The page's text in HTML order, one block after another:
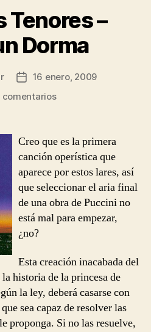
Tenores –
Dorma
Fecha16 enero, 2009
comentariosen
Tenores
Nessun
Dorma
Creo que es la primera
canción operística que
aparece por estos lares, así
que seleccionar el aria final
de una obra de Puccini no
está mal para empezar,
¿no?
Esta creación inacabada del
historia de la princesa de
la ley, deberá casarse con
sea capaz de resolver las
proponga. Si no las resuelve,